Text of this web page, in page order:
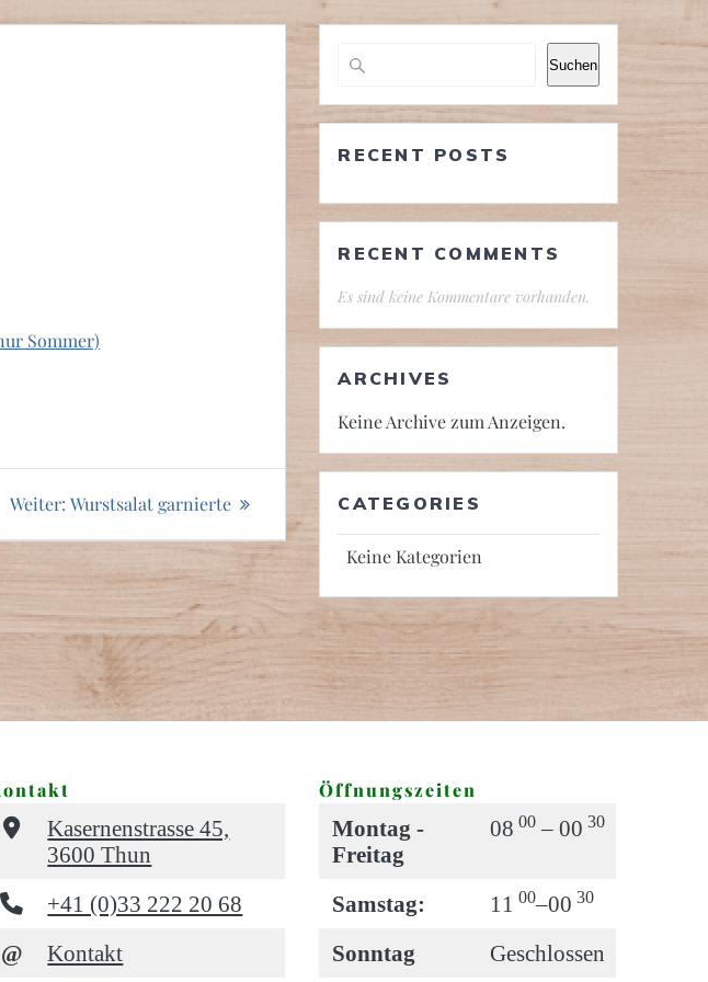
Sommer)
Weiter: Nächster
Wurstsalat garnierte
Suchen
RECENT POSTS
RECENT COMMENTS
Es sind keine Kommentare vorhanden.
ARCHIVES
Keine Archive zum Anzeigen.
CATEGORIES
Keine Kategorien
Kasernenstrasse 45,
3600 Thun
+41 (0)33 222 20 68
@
Kontakt
Öffnungszeiten
Montag -
Freitag
08 00– 00 30
Samstag: 11 00–00 30
Sonntag Geschlossen